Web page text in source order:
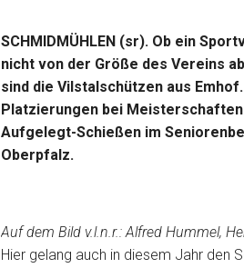
SCHMIDMÜHLEN (sr). Ob ein
nicht von der Größe des Vereins
sind die Vilstalschützen aus
Platzierungen bei
Aufgelegt-Schießen im
Oberpfalz.
Auf dem Bild v.l.n.r.: Alfred Hummel,
Hier gelang auch in diesem Jahr den